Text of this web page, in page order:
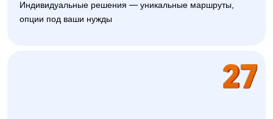
Индивидуальные решения — уникальные маршруты,
опции под ваши нужды